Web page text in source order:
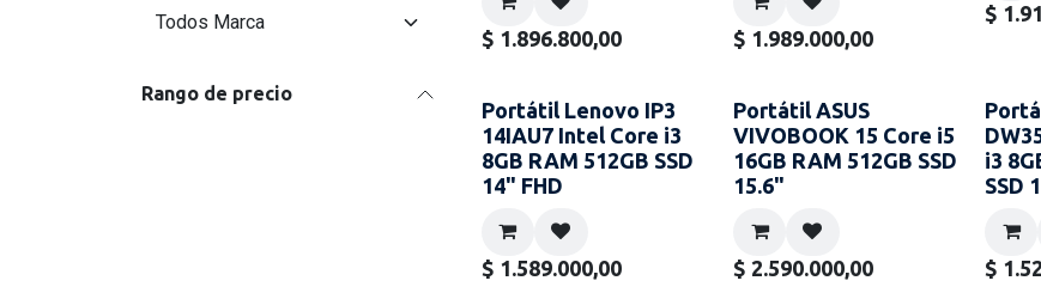
Rango de precio
$ 1.896.800,00 $ 1.989.000,00
$
Portátil Lenovo IP3
14IAU7 Intel Core i3
8GB RAM 512GB SSD
14" FHD
$ 1.589.000,00
Portátil ASUS
VIVOBOOK 15 Core i5
16GB RAM 512GB SSD
15.6"
$ 2.590.000,00
i3
SSD
$